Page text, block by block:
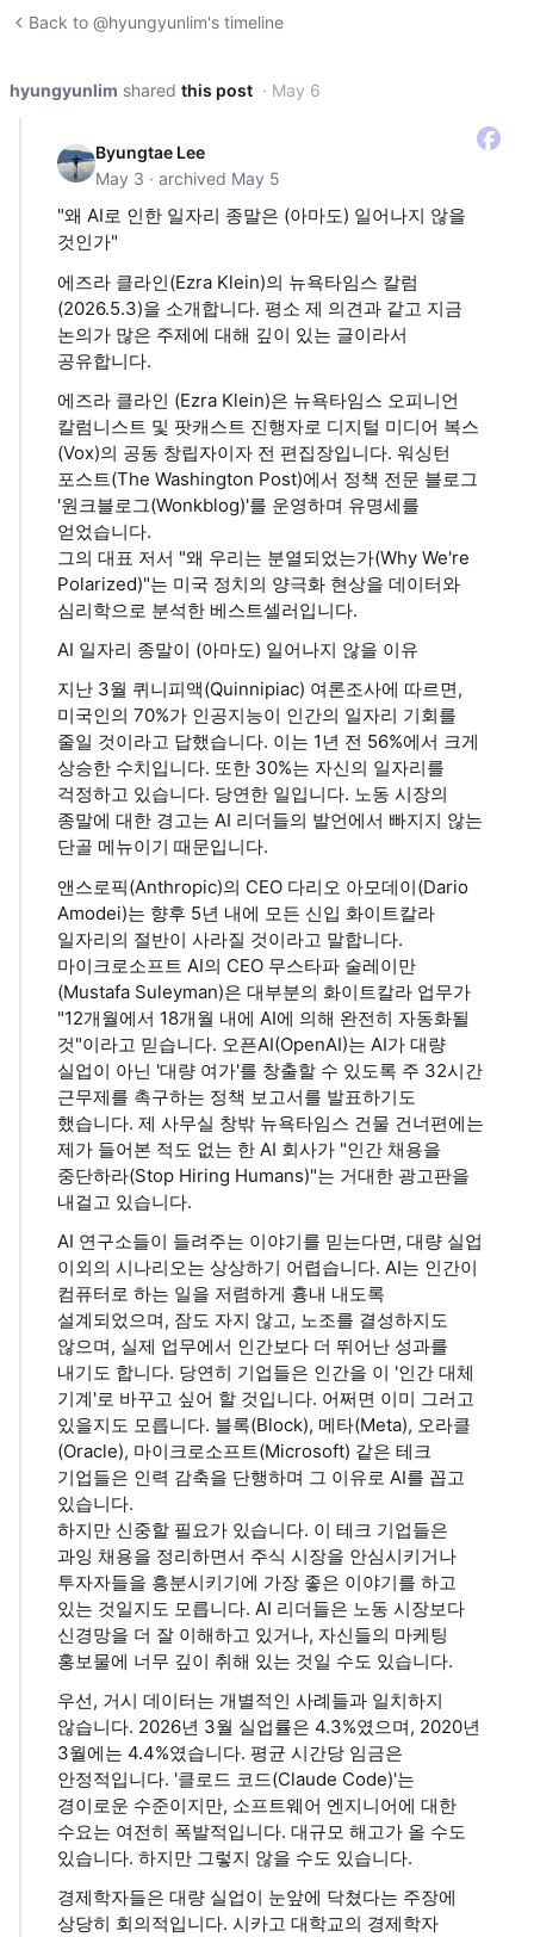
Back to @hyungyunlim's timeline
hyungyunlim shared this post · May 6
Byungtae Lee
May 3 · archived May 5
"왜 AI로 인한 일자리 종말은 (아마도) 일어나지 않을
것인가"
에즈라 클라인(Ezra Klein)의 뉴욕타임스 칼럼
(2026.5.3)을 소개합니다. 평소 제 의견과 같고 지금
논의가 많은 주제에 대해 깊이 있는 글이라서
공유합니다.
에즈라 클라인 (Ezra Klein)은 뉴욕타임스 오피니언
칼럼니스트 및 팟캐스트 진행자로 ​디지털 미디어 복스
(Vox)의 공동 창립자이자 전 편집장입니다. 워싱턴
포스트(The Washington Post)에서 정책 전문 블로그
'원크블로그(Wonkblog)'를 운영하며 유명세를
얻었습니다.
그의 ​대표 저서 "왜 우리는 분열되었는가(Why We're
Polarized)"는 미국 정치의 양극화 현상을 데이터와
심리학으로 분석한 베스트셀러입니다.
AI 일자리 종말이 (아마도) 일어나지 않을 이유
지난 3월 퀴니피액(Quinnipiac) 여론조사에 따르면,
미국인의 70%가 인공지능이 인간의 일자리 기회를
줄일 것이라고 답했습니다. 이는 1년 전 56%에서 크게
상승한 수치입니다. 또한 30%는 자신의 일자리를
걱정하고 있습니다. 당연한 일입니다. 노동 시장의
종말에 대한 경고는 AI 리더들의 발언에서 빠지지 않는
단골 메뉴이기 때문입니다.
앤스로픽(Anthropic)의 CEO 다리오 아모데이(Dario
Amodei)는 향후 5년 내에 모든 신입 화이트칼라
일자리의 절반이 사라질 것이라고 말합니다.
마이크로소프트 AI의 CEO 무스타파 술레이만
(Mustafa Suleyman)은 대부분의 화이트칼라 업무가
"12개월에서 18개월 내에 AI에 의해 완전히 자동화될
것"이라고 믿습니다. 오픈AI(OpenAI)는 AI가 대량
실업이 아닌 '대량 여가'를 창출할 수 있도록 주 32시간
근무제를 촉구하는 정책 보고서를 발표하기도
했습니다. 제 사무실 창밖 뉴욕타임스 건물 건너편에는
제가 들어본 적도 없는 한 AI 회사가 "인간 채용을
중단하라(Stop Hiring Humans)"는 거대한 광고판을
내걸고 있습니다.
AI 연구소들이 들려주는 이야기를 믿는다면, 대량 실업
이외의 시나리오는 상상하기 어렵습니다. AI는 인간이
컴퓨터로 하는 일을 저렴하게 흉내 내도록
설계되었으며, 잠도 자지 않고, 노조를 결성하지도
않으며, 실제 업무에서 인간보다 더 뛰어난 성과를
내기도 합니다. 당연히 기업들은 인간을 이 '인간 대체
기계'로 바꾸고 싶어 할 것입니다. 어쩌면 이미 그러고
있을지도 모릅니다. 블록(Block), 메타(Meta), 오라클
(Oracle), 마이크로소프트(Microsoft) 같은 테크
기업들은 인력 감축을 단행하며 그 이유로 AI를 꼽고
있습니다.
하지만 신중할 필요가 있습니다. 이 테크 기업들은
과잉 채용을 정리하면서 주식 시장을 안심시키거나
투자자들을 흥분시키기에 가장 좋은 이야기를 하고
있는 것일지도 모릅니다. AI 리더들은 노동 시장보다
신경망을 더 잘 이해하고 있거나, 자신들의 마케팅
홍보물에 너무 깊이 취해 있는 것일 수도 있습니다.
우선, 거시 데이터는 개별적인 사례들과 일치하지
않습니다. 2026년 3월 실업률은 4.3%였으며, 2020년
3월에는 4.4%였습니다. 평균 시간당 임금은
안정적입니다. '클로드 코드(Claude Code)'는
경이로운 수준이지만, 소프트웨어 엔지니어에 대한
수요는 여전히 폭발적입니다. 대규모 해고가 올 수도
있습니다. 하지만 그렇지 않을 수도 있습니다.
경제학자들은 대량 실업이 눈앞에 닥쳤다는 주장에
상당히 회의적입니다. 시카고 대학교의 경제학자